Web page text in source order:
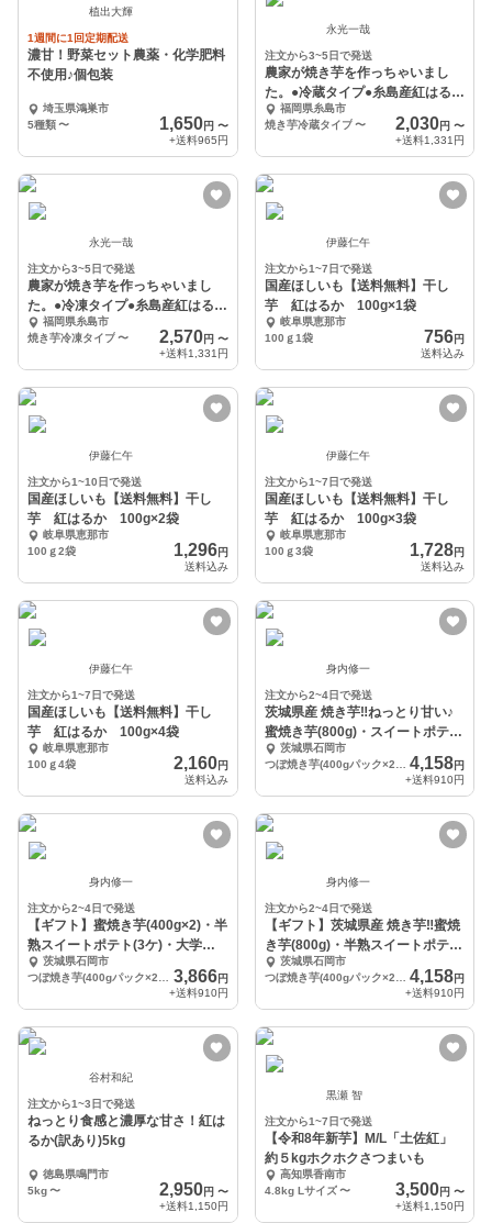
植出大輝
1週間に1回定期配送
濃甘！野菜セット農薬・化学肥料
不使用♪個包装
埼玉県鴻巣市
5種類〜 1,650円 〜
+送料965円
永光一哉
注文から3~5日で発送
農家が焼き芋を作っちゃいまし
た。●冷蔵タイプ●糸島産紅はるか
(糖度No.1！)
福岡県糸島市
焼き芋冷蔵タイプ 〜 2,030円 〜
+送料1,331円
永光一哉
注文から3~5日で発送
農家が焼き芋を作っちゃいまし
た。●冷凍タイプ●糸島産紅はるか
(糖度No.1！)
福岡県糸島市
焼き芋冷凍タイプ〜 2,570円 〜
+送料1,331円
伊藤仁午
注文から1~7日で発送
国産ほしいも【送料無料】干し
芋 紅はるか 100g×1袋
岐阜県恵那市
100ｇ1袋
756円
送料込み
伊藤仁午
注文から1~10日で発送
国産ほしいも【送料無料】干し
芋 紅はるか 100g×2袋
岐阜県恵那市
100ｇ2袋
1,296円
送料込み
伊藤仁午
注文から1~7日で発送
国産ほしいも【送料無料】干し
芋 紅はるか 100g×3袋
岐阜県恵那市
100ｇ3袋
1,728円
送料込み
伊藤仁午
注文から1~7日で発送
国産ほしいも【送料無料】干し
芋 紅はるか 100g×4袋
岐阜県恵那市
100ｇ4袋
2,160円
送料込み
身内修一
注文から2~4日で発送
茨城県産 焼き芋‼ねっとり甘い♪
蜜焼き芋(800g)・スイートポテト
(6ケ)茨城県石岡市
4,158円
+送料910円
身内修一
注文から2~4日で発送
【ギフト】蜜焼き芋(400g×2)・半
熟スイートポテト(3ケ)・大学芋
セット
茨城県石岡市
3,866円
+送料910円
身内修一
注文から2~4日で発送
【ギフト】茨城県産 焼き芋‼蜜焼
き芋(800g)・半熟スイートポテト
(6ケ)茨城県石岡市
4,158円
+送料910円
谷村和紀
注文から1~3日で発送
ねっとり食感と濃厚な甘さ！紅は
るか(訳あり)5kg
徳島県鳴門市
5kg〜 2,950円 〜
+送料1,150円
黒瀬 智
注文から1~7日で発送
【令和8年新芋】M/L「土佐紅」
約５kgホクホクさつまいも
高知県香南市
4.8kg Lサイズ 〜 3,500円 〜
+送料1,150円